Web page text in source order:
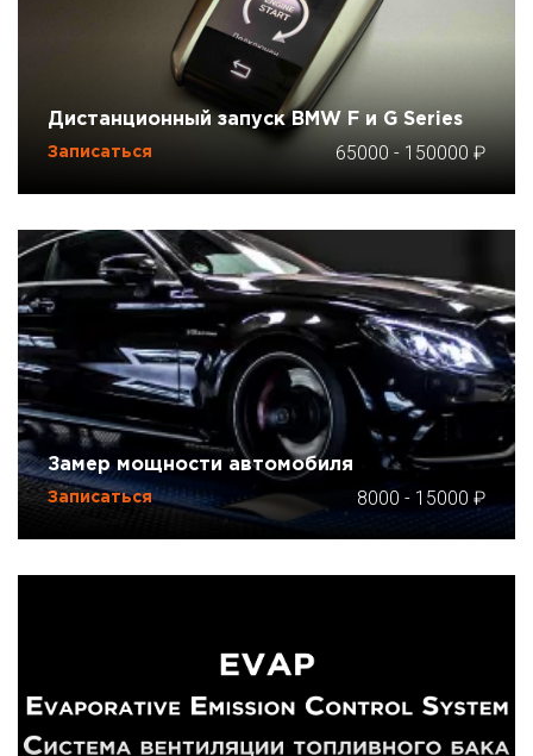
Дистанционный запуск BMW F и G Series
Записаться 65000 - 150000
Замер мощности автомобиля
Записаться 8000 - 15000